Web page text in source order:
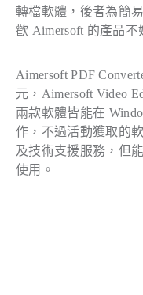
轉檔軟體，後者為簡
歡 Aimersoft 的產品不
Aimersoft PDF
元，Aimersoft Video
兩款軟體皆能在
作，不過活動獲取的
及技術支援服務，但
使用。